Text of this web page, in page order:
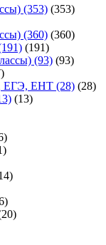
(353) (353)
(360) (360)
(191)
(93) (93)
ЕГЭ, ЕНТ (28) (28)
(13)